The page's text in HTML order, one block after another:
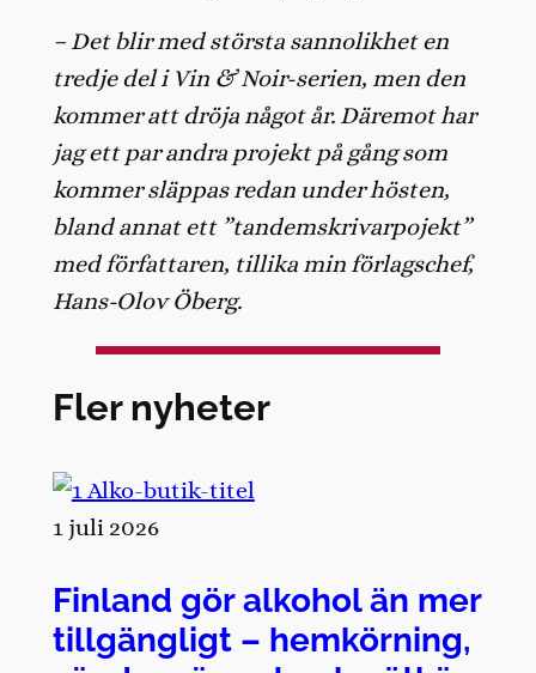
– Det blir med största sannolikhet en
tredje del i Vin & Noir-serien, men den
kommer att dröja något år. Däremot har
jag ett par andra projekt på gång som
kommer släppas redan under hösten,
bland annat ett ”tandemskrivarpojekt”
med författaren, tillika min förlagschef,
Hans-Olov Öberg.
Fler nyheter
1 juli 2026
Finland gör alkohol än mer
tillgängligt – hemkörning,